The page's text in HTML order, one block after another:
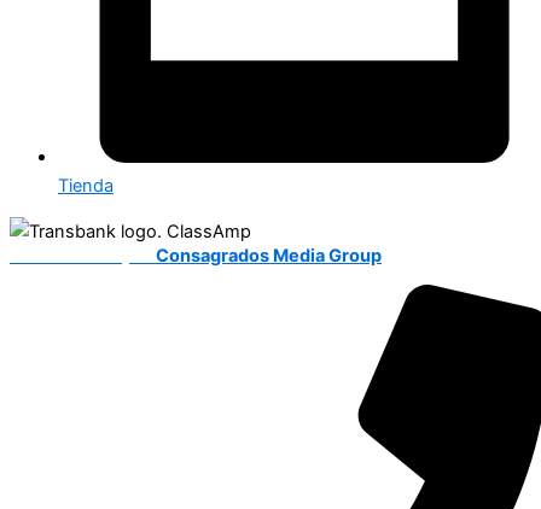
Tienda
Consagrados Media Group